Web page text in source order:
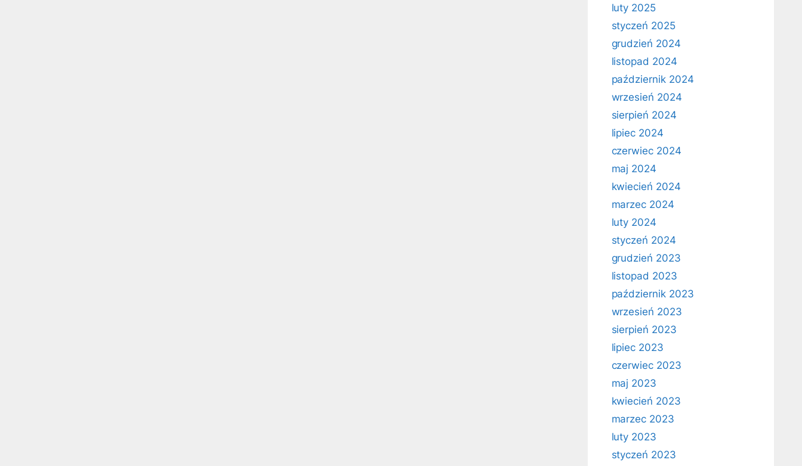
luty 2025
styczeń 2025
grudzień 2024
listopad 2024
październik 2024
wrzesień 2024
sierpień 2024
lipiec 2024
czerwiec 2024
maj 2024
kwiecień 2024
marzec 2024
luty 2024
styczeń 2024
grudzień 2023
listopad 2023
październik 2023
wrzesień 2023
sierpień 2023
lipiec 2023
czerwiec 2023
maj 2023
kwiecień 2023
marzec 2023
luty 2023
styczeń 2023